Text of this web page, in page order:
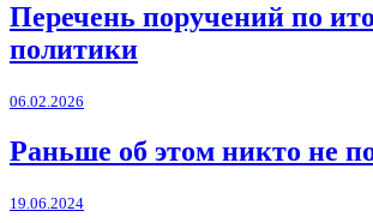
Перечень поручений по
политики
06.02.2026
Раньше об этом никто не
19.06.2024